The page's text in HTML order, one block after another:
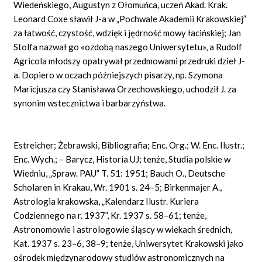
Wiedeńskiego, Augustyn z Ołomuńca, uczeń Akad. Krak.
Leonard Coxe sławił J-a w „Pochwale Akademii Krakowskiej”
za łatwość, czystość, wdzięk i jędrność mowy łacińskiej; Jan
Stolfa nazwał go «ozdobą naszego Uniwersytetu», a Rudolf
Agricola młodszy opatrywał przedmowami przedruki dzieł J-
a. Dopiero w oczach późniejszych pisarzy, np. Szymona
Maricjusza czy Stanisława Orzechowskiego, uchodził J. za
synonim wstecznictwa i barbarzyństwa.
Estreicher; Żebrawski, Bibliografia; Enc. Org.; W. Enc. Ilustr.;
Enc. Wych.; – Barycz, Historia UJ; tenże, Studia polskie w
Wiedniu, „Spraw. PAU” T. 51: 1951; Bauch O., Deutsche
Scholaren in Krakau, Wr. 1901 s. 24–5; Birkenmajer A.,
Astrologia krakowska, „Kalendarz Ilustr. Kuriera
Codziennego na r. 1937”, Kr. 1937 s. 58–61; tenże,
Astronomowie i astrologowie śląscy w wiekach średnich,
Kat. 1937 s. 23–6, 38–9; tenże, Uniwersytet Krakowski jako
ośrodek międzynarodowy studiów astronomicznych na